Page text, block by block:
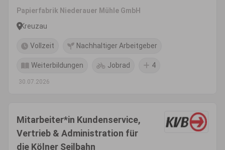
Papierfabrik Niederauer Mühle GmbH
Kreuzau
Vollzeit Nachhaltiger Arbeitgeber
Weiterbildungen Jobrad 4
30.07.2026
Mitarbeiter*in Kundenservice,
Vertrieb & Administration für
die Kölner Seilbahn